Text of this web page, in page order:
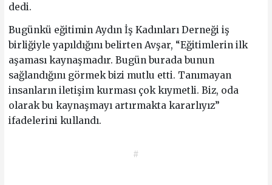
dedi.
Bugünkü eğitimin Aydın İş Kadınları Derneği iş
birliğiyle yapıldığını belirten Avşar, “Eğitimlerin ilk
aşaması kaynaşmadır. Bugün burada bunun
sağlandığını görmek bizi mutlu etti. Tanımayan
insanların iletişim kurması çok kıymetli. Biz, oda
olarak bu kaynaşmayı artırmakta kararlıyız”
ifadelerini kullandı.
#